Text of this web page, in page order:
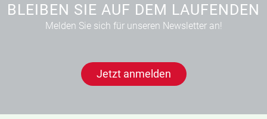
BLEIBEN SIE AUF DEM LAUFENDEN
Melden Sie sich für unseren Newsletter an!
Jetzt anmelden